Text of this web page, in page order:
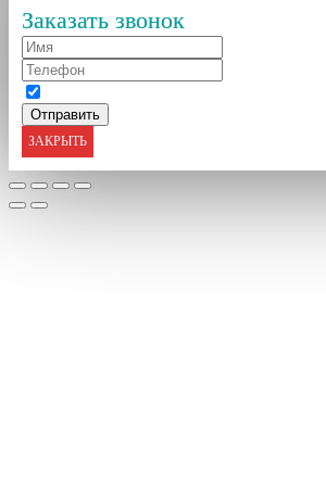
Заказать звонок
ЗАКРЫТЬ